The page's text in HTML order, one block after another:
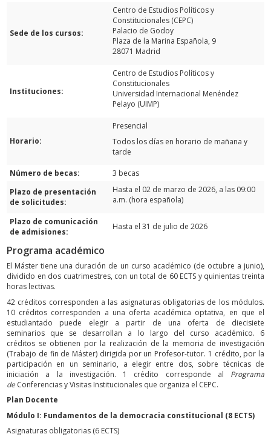
Sede de los cursos:
Centro de Estudios Políticos y
Constitucionales (CEPC)
Palacio de Godoy
Plaza de la Marina Española, 9
28071 Madrid
Instituciones:
Centro de Estudios Políticos y
Constitucionales
Universidad Internacional Menéndez
Pelayo (UIMP)
Horario:
Presencial
Todos los días en horario de mañana y
tarde
Número de becas:
3 becas
Plazo de presentación
de solicitudes:
Hasta el 02 de marzo de 2026, a las 09:00
a.m. (hora española)
Plazo de comunicación
de admisiones:
Hasta el 31 de julio de 2026
Programa académico
El Máster tiene una duración de un curso académico (de octubre a junio),
dividido en dos cuatrimestres, con un total de 60 ECTS y quinientas treinta
horas lectivas.
42 créditos corresponden a las asignaturas obligatorias de los módulos.
10 créditos corresponden a una oferta académica optativa, en que el
estudiantado puede elegir a partir de una oferta de diecisiete
seminarios que se desarrollan a lo largo del curso académico. 6
créditos se obtienen por la realización de la memoria de investigación
(Trabajo de fin de Máster) dirigida por un Profesor-tutor. 1 crédito, por la
participación en un seminario, a elegir entre dos, sobre técnicas de
iniciación a la investigación. 1 crédito corresponde al Programa
de Conferencias y Visitas Institucionales que organiza el CEPC.
Plan Docente
Módulo I: Fundamentos de la democracia constitucional (8 ECTS)
Asignaturas obligatorias (6 ECTS)